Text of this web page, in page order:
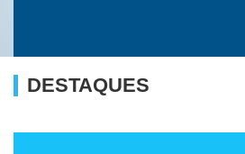
DESTAQUES